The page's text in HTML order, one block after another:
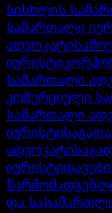
სისხლის
სამართალი
ადვოკატი
იურისტი
სამართალი
კომერციული
სამართალი
იურისტი
ადვოკატი
იურისტი
და